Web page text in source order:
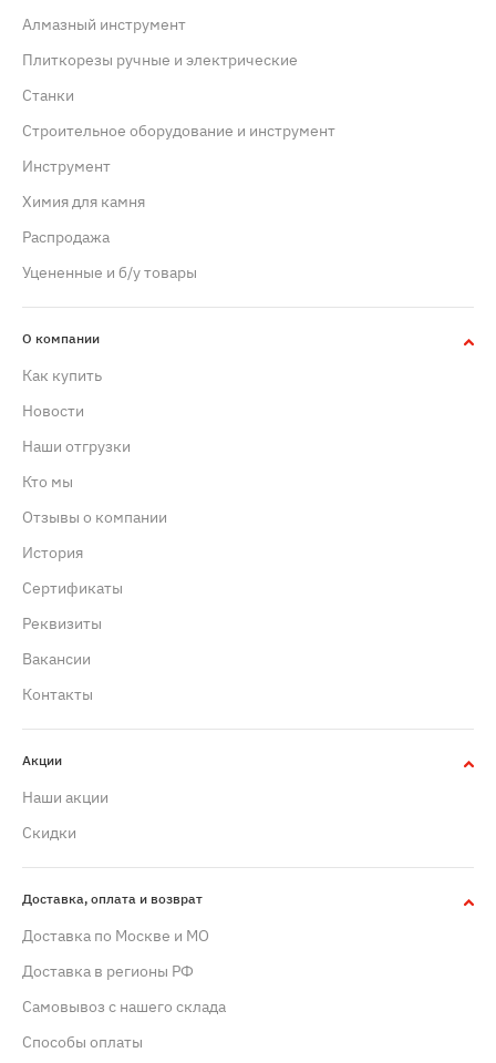
Алмазный инструмент
Плиткорезы ручные и электрические
Станки
Строительное оборудование и инструмент
Инструмент
Химия для камня
Распродажа
Уцененные и б/у товары
О компании
Как купить
Новости
Наши отгрузки
Кто мы
Отзывы о компании
История
Сертификаты
Реквизиты
Вакансии
Контакты
Акции
Наши акции
Скидки
Доставка, оплата и возврат
Доставка по Москве и МО
Доставка в регионы РФ
Самовывоз с нашего склада
Способы оплаты